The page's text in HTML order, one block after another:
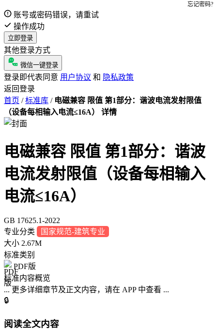
忘记密码?
账号或密码错误，请重试
操作成功
立即登录
其他登录方式
微信一键登录
登录即代表同意 用户协议 和 隐私政策
返回登录
首页 / 标准库 / 电磁兼容 限值 第1部分：谐波电流发射限值
（设备每相输入电流≤16A） 详情
电磁兼容 限值 第1部分：谐波
电流发射限值（设备每相输入
电流≤16A）
GB 17625.1-2022
专业分类
国家规范-建筑专业
大小 2.67M
标准类别
PDF版
标准内容概览
... 更多详细章节及正文内容，请在 APP 中查看 ...
🔒
阅读全文内容